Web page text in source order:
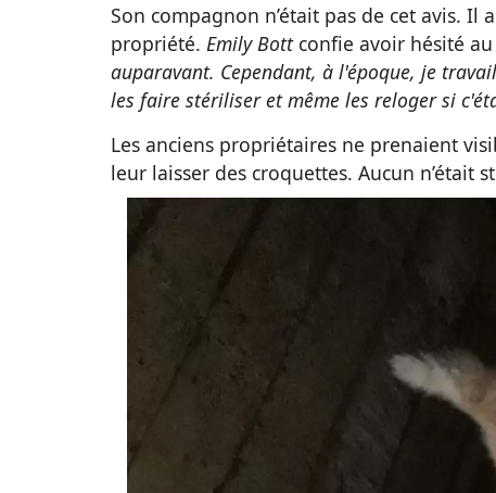
Son compagnon n’était pas de cet avis. Il
propriété. Emily Bottconfie avoir hésité au
auparavant. Cependant, à l'époque, je
les faire stériliser et même les reloger si
Les anciens propriétaires ne prenaient
leur laisser des croquettes. Aucun n’était